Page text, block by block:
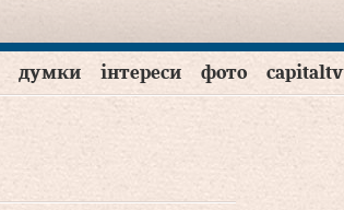
думки інтереси фото capitaltv